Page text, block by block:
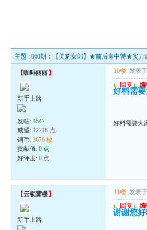
主题 : 060期：【美豹女郎】★前后肖中特★实力
【咖啡丽丽】
新手上路
发帖:4547
威望: 12218 点
铜币:3676 枚
贡献值:0 点
好评度:0 点
10楼 发表
u 回复 u
好料需
好料需要大
【云锁雾楼】
新手上路
11楼 发表
u 回复 u
谢谢您好